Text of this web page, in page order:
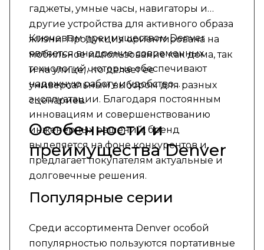
гаджеты, умные часы, навигаторы и
другие устройства для активного образа
жизни. Продукция ориентирована на
мобильное использование как дома, так
и на улице, что делает ее
универсальным выбором для разных
сценариев.
Ключевым преимуществом Denver
является внедрение современных
технологий, которые обеспечивают
надежную работу и удобство
эксплуатации. Благодаря постоянным
инновациям и совершенствованию
инженерных решений, бренд
выделяется на фоне конкурентов и
предлагает покупателям актуальные и
долговечные решения.
Особенности и
преимущества Denver
Популярные серии
Среди ассортимента Denver особой
популярностью пользуются портативные